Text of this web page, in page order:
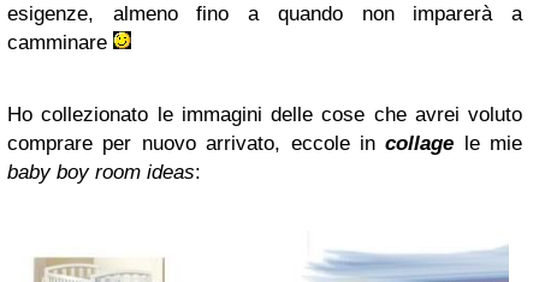
esigenze, almeno fino a quando non imparerà a
camminare
Ho collezionato le immagini delle cose che avrei voluto
comprare per nuovo arrivato, eccole incollage le mie
baby boy room ideas: